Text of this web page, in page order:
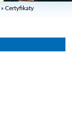
» Certyfikaty